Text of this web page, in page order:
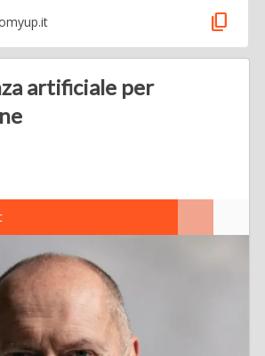
content_copy
artificiale per